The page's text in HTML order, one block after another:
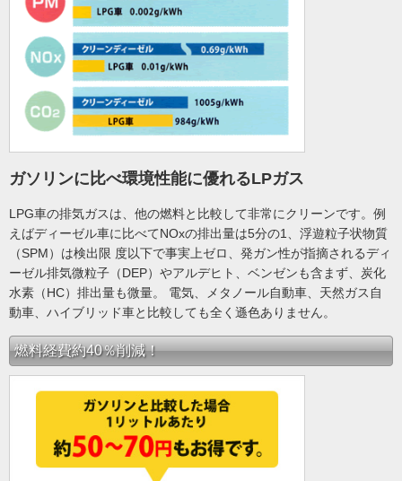
ガソリンに比べ環境性能に優れるLPガス
LPG車の排気ガスは、他の燃料と比較して非常にクリーンです。例
えばディーゼル車に比べてNOxの排出量は5分の1、浮遊粒子状物質
（SPM）は検出限 度以下で事実上ゼロ、発ガン性が指摘されるディ
ーゼル排気微粒子（DEP）やアルデヒト、ベンゼンも含まず、炭化
水素（HC）排出量も微量。 電気、メタノール自動車、天然ガス自
動車、ハイブリッド車と比較しても全く遜色ありません。
燃料経費約40％削減！